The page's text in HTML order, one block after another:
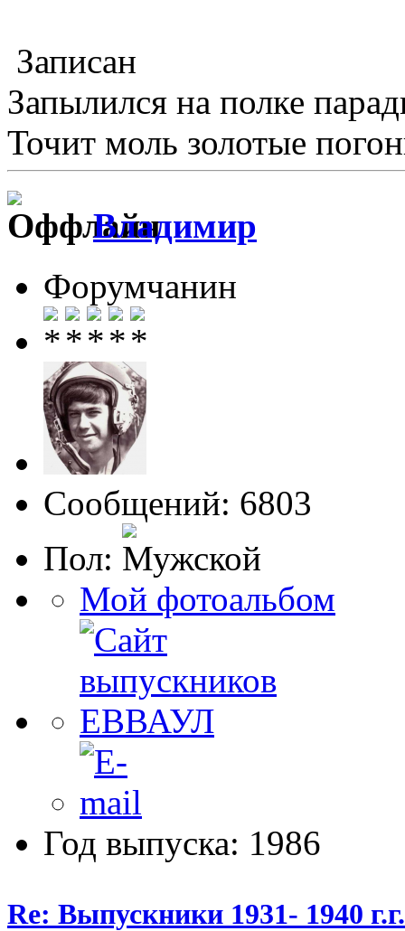
Записан
Запылился на полке
Точит моль золотые
Влaдимир
Форумчанин
Сообщений: 6803
Пол:
Мой фотоальбом
Год выпуска: 1986
Re: Выпускники 1931- 1940